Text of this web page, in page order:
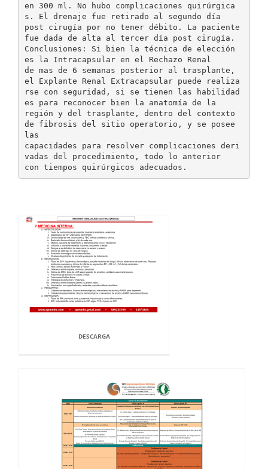
en 300 ml. No hubo complicaciones quirúrgica
s. El drenaje fue retirado al segundo día
post cirugía por no tener débito. La paciente
fue dada de alta al tercer día post cirugía.
Conclusiones: Si bien la técnica de elección
es la Intracapsular en el Rechazo Renal
de mas de 6 semanas posterior al trasplante,
el Explante Renal Extracapsular puede realiza
rse con seguridad, si se tienen las habilidad
es para reconocer bien la anatomía de la
región y del trasplante, dentro del contexto
de fibrosis del sitio operatorio, y se posee
las
capacidades para resolver complicaciones deri
vadas del procedimiento, todo lo anterior
DESCARGA